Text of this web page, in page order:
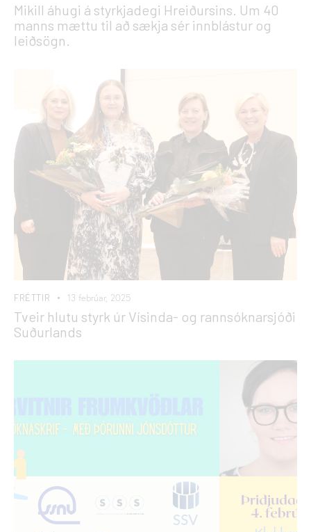
Mikill áhugi á styrkjadegi Hreiðursins. Um 40
manns mættu til að sækja sér innblástur og
leiðsögn.
FRÉTTIR 13 febrúar, 2025
Tveir hlutu styrk úr Vísinda- og rannsóknarsjóði
Suðurlands